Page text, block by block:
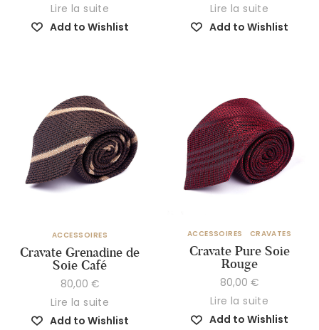
Lire la suite
Add to Wishlist
Lire la suite
Add to Wishlist
ACCESSOIRES
Cravate Grenadine de
Soie Café
80,00 €
Lire la suite
Add to Wishlist
ACCESSOIRES CRAVATES
Cravate Pure Soie
Rouge
80,00 €
Lire la suite
Add to Wishlist